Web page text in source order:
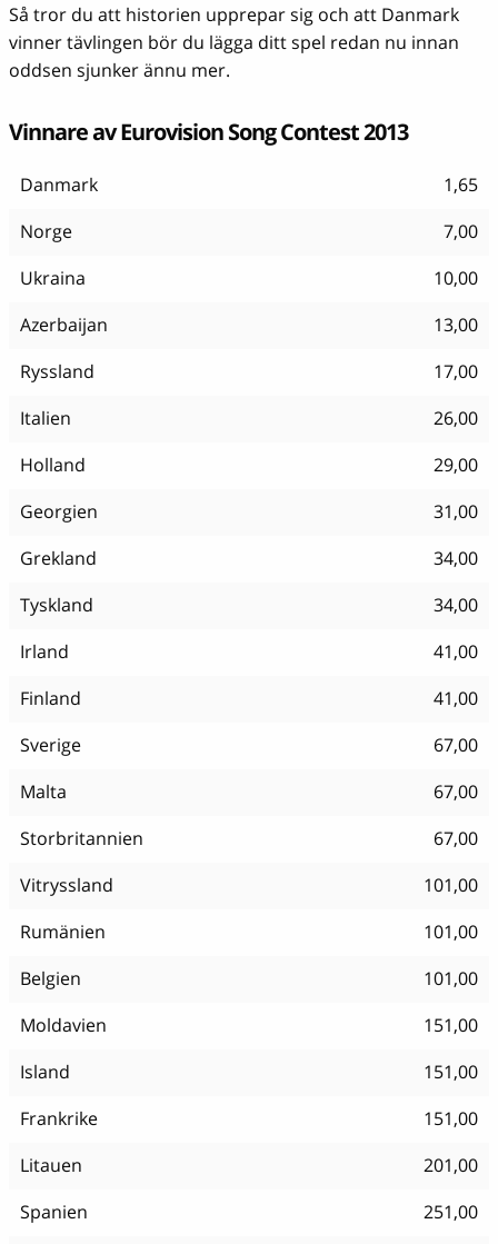
Så tror du att historien upprepar sig och att Danmark
vinner tävlingen bör du lägga ditt spel redan nu innan
oddsen sjunker ännu mer.
Vinnare av Eurovision Song Contest 2013
Danmark
1,65
Norge
7,00
Ukraina
10,00
Azerbaijan
13,00
Ryssland
17,00
Italien
26,00
Holland
29,00
Georgien
31,00
Grekland
34,00
Tyskland
34,00
Irland
41,00
Finland
41,00
Sverige
67,00
Malta
67,00
Storbritannien
67,00
Vitryssland
101,00
Rumänien
101,00
Belgien
101,00
Moldavien
151,00
Island
151,00
Frankrike
151,00
Litauen
201,00
Spanien
251,00